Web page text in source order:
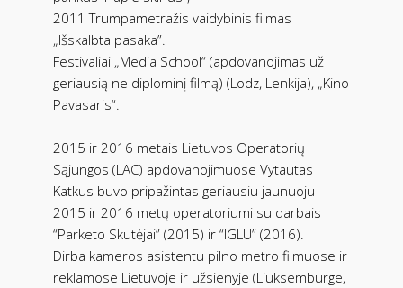
2011 Trumpametražis vaidybinis filmas
„Išskalbta pasaka”.
Festivaliai „Media School“ (apdovanojimas už
geriausią ne diplominį filmą) (Lodz, Lenkija), „Kino
Pavasaris“.
2015 ir 2016 metais Lietuvos Operatorių
Sąjungos (LAC) apdovanojimuose Vytautas
Katkus buvo pripažintas geriausiu jaunuoju
2015 ir 2016 metų operatoriumi su darbais
“Parketo Skutėjai” (2015) ir “IGLU” (2016).
Dirba kameros asistentu pilno metro filmuose ir
reklamose Lietuvoje ir užsienyje (Liuksemburge,